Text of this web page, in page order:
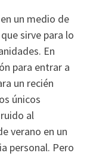
un medio de
sirve para lo
En
para entrar a
un recién
únicos
al
verano en un
personal. Pero